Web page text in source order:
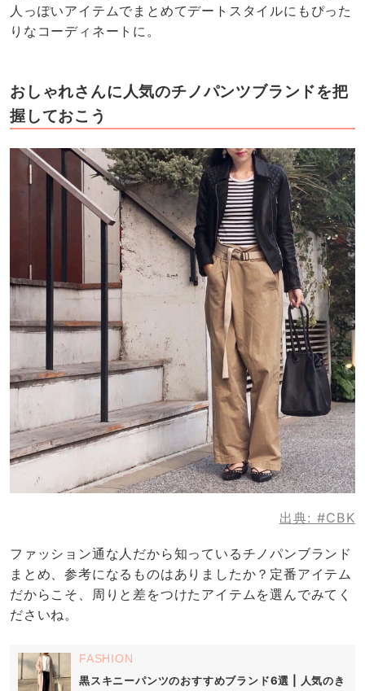
人っぽいアイテムでまとめてデートスタイルにもぴった
りなコーディネートに。
おしゃれさんに人気のチノパンツブランドを把
握しておこう
出典: #CBK
ファッション通な人だから知っているチノパンブランド
まとめ、参考になるものはありましたか？定番アイテム
だからこそ、周りと差をつけたアイテムを選んでみてく
ださいね。
FASHION
黒スキニーパンツのおすすめブランド6選 | 人気のき